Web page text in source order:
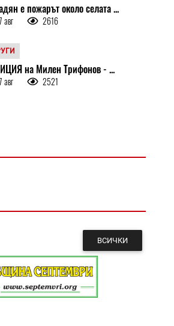
е пожарът около селата ...
авг 2616
на Милен Трифонов - ...
авг 2521
ВСИЧКИ